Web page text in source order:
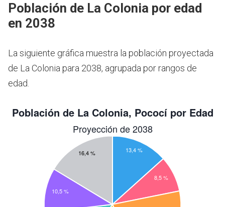
Población de La Colonia por edad
en 2038
La siguiente gráfica muestra la población proyectada
de La Colonia para 2038, agrupada por rangos de
edad.